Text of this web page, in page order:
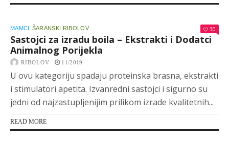
MAMCI ŠARANSKI RIBOLOV 30
Sastojci za izradu boila – Ekstrakti i Dodatci
Animalnog Porijekla
RIBOLOV 11/2019
U ovu kategoriju spadaju proteinska brasna, ekstrakti
i stimulatori apetita. Izvanredni sastojci i sigurno su
jedni od najzastupljenijim prilikom izrade kvalitetnih...
READ MORE